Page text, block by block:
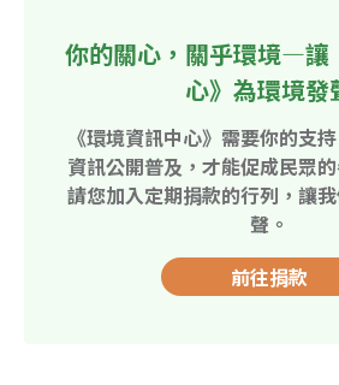
你的關心，關乎環境—讓
心》為環境發
《環境資訊中心》需要你的支
資訊公開普及，才能促成民眾
請您加入定期捐款的行列，讓
聲。
前往捐款